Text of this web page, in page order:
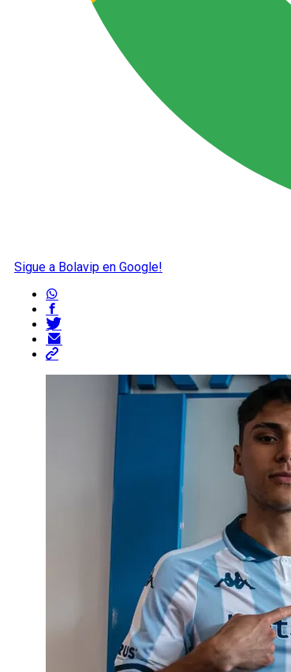
Sigue a Bolavip en Google!